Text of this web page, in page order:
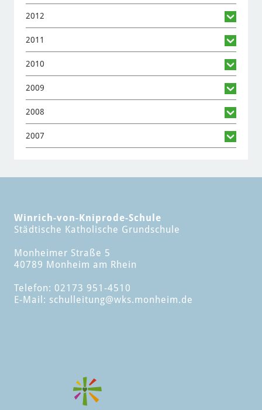
2012
2011
2010
2009
2008
2007
Winrich-von-Kniprode-Schule
Städtische Katholische Grundschule
Monheimer Straße 5
40789 Monheim am Rhein
Telefon: 02173 951-4510
E-Mail: schulleitung@wks.monheim.de